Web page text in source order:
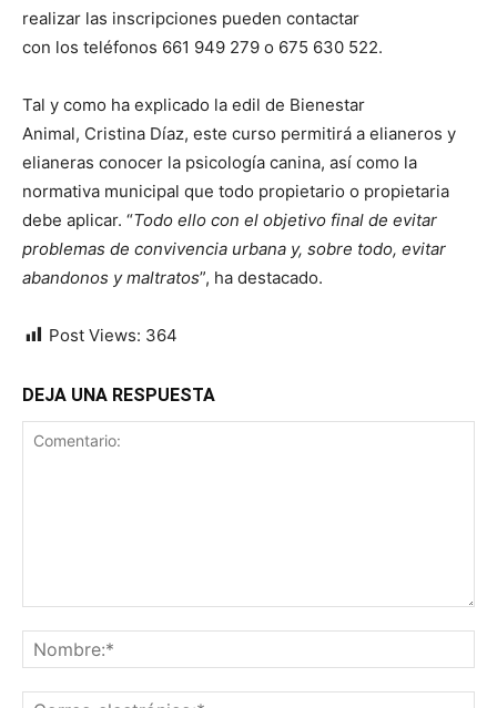
realizar las inscripciones pueden contactar
con los teléfonos 661 949 279 o 675 630 522.
Tal y como ha explicado la edil de Bienestar
Animal, Cristina Díaz, este curso permitirá a elianeros y
elianeras conocer la psicología canina, así como la
normativa municipal que todo propietario o propietaria
debe aplicar. “Todo ello con el objetivo final de evitar
problemas de convivencia urbana y, sobre todo, evitar
abandonos y maltratos”, ha destacado.
Post Views: 364
DEJA UNA RESPUESTA